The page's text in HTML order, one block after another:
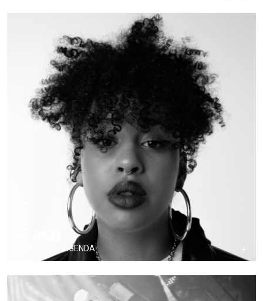
09.10.2026 · AGENDA +